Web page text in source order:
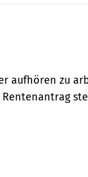
aufhören zu
Rentenantrag